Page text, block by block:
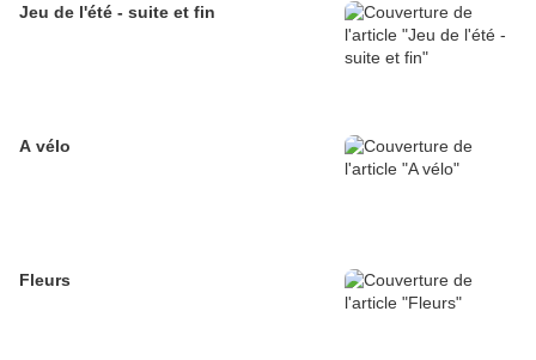
Jeu de l'été - suite et fin
A vélo
Fleurs